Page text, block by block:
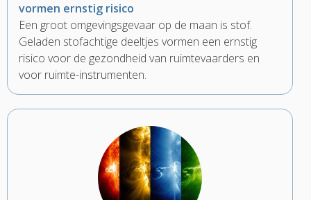
vormen ernstig risico
Een groot omgevingsgevaar op de maan is stof.
Geladen stofachtige deeltjes vormen een ernstig
risico voor de gezondheid van ruimtevaarders en
voor ruimte-instrumenten.